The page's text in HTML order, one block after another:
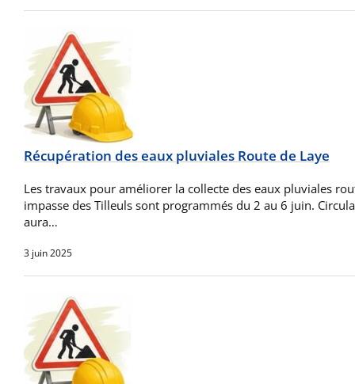
Récupération des eaux pluviales Route de Laye
Les travaux pour améliorer la collecte des eaux pluviales
impasse des Tilleuls sont programmés du 2 au 6 juin.
aura…
3 juin 2025